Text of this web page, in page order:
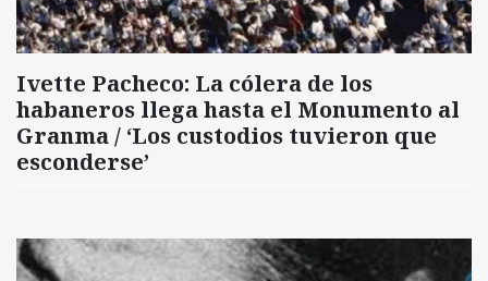
Ivette Pacheco: La cólera de los
habaneros llega hasta el Monumento al
Granma / ‘Los custodios tuvieron que
esconderse’